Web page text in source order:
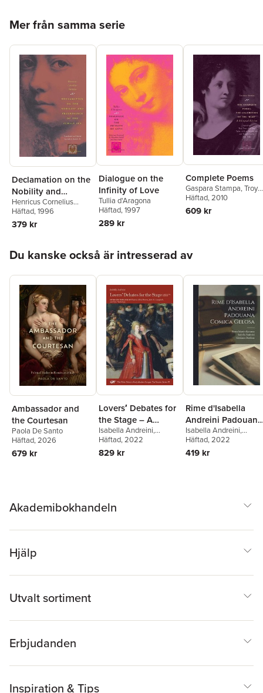
Mer från samma serie
Declamation on the
Nobility and
Preeminence of the
Female Sex
Henricus Cornelius
Agrippa,Albert Rabil Jr.
Häftad, 1996
379 kr
Dialogue on the
Infinity of Love
Tullia d'Aragona
Häftad, 1997
289 kr
Complete Poems
Gaspara Stampa,Troy
Tower,Jane Tylus
Häftad, 2010
609 kr
Du kanske också är intresserad av
Ambassador and
the Courtesan
Paola De Santo
Häftad, 2026
679 kr
Lovers′ Debates for
the Stage – A
Bilingual Edition
Isabella Andreini,
Pamela Allen Brown
Julie D. Campbell
Nicholson
Häftad, 2022
829 kr
Rime d'Isabella
Andreini Padouana
comica gelosa
Isabella Andreini,
Girolamo Bordone
Martire Locarno
Häftad, 2022
419 kr
Akademibokhandeln
Hjälp
Utvalt sortiment
Erbjudanden
Inspiration & Tips